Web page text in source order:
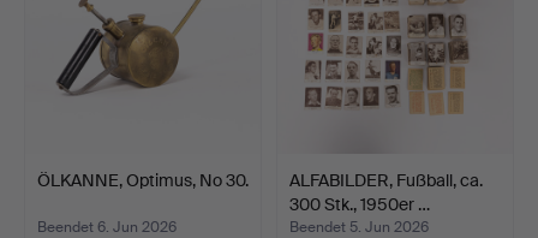
ÖLKANNE, Optimus, No 30.
Beendet 6. Jun 2026
ALFABILDER, Fußball, ca.
300 Stk., 1950er …
Beendet 5. Jun 2026